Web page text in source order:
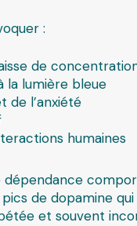
:
de
la lumière bleue
de l’anxiété
humaines
dépendance
de dopamine qui
et souvent